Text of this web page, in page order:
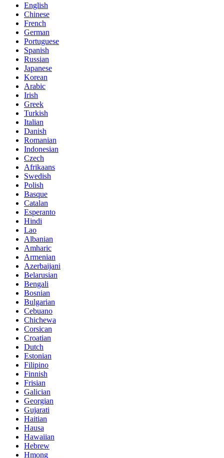
English
Chinese
French
German
Portuguese
Spanish
Russian
Japanese
Korean
Arabic
Irish
Greek
Turkish
Italian
Danish
Romanian
Indonesian
Czech
Afrikaans
Swedish
Polish
Basque
Catalan
Esperanto
Hindi
Lao
Albanian
Amharic
Armenian
Azerbaijani
Belarusian
Bengali
Bosnian
Bulgarian
Cebuano
Chichewa
Corsican
Croatian
Dutch
Estonian
Filipino
Finnish
Frisian
Galician
Georgian
Gujarati
Haitian
Hausa
Hawaiian
Hebrew
Hmong